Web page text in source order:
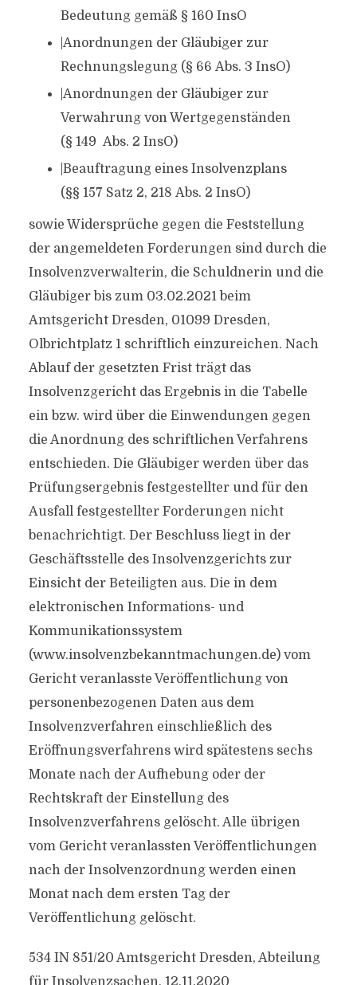
Bedeutung gemäß § 160 InsO
|Anordnungen der Gläubiger zur
Rechnungslegung (§ 66 Abs. 3 InsO)
|Anordnungen der Gläubiger zur
Verwahrung von Wertgegenständen
(§ 149 Abs. 2 InsO)
|Beauftragung eines Insolvenzplans
(§§ 157 Satz 2, 218 Abs. 2 InsO)
sowie Widersprüche gegen die Feststellung
der angemeldeten Forderungen sind durch die
Insolvenzverwalterin, die Schuldnerin und die
Gläubiger bis zum 03.02.2021 beim
Amtsgericht Dresden, 01099 Dresden,
Olbrichtplatz 1 schriftlich einzureichen. Nach
Ablauf der gesetzten Frist trägt das
Insolvenzgericht das Ergebnis in die Tabelle
ein bzw. wird über die Einwendungen gegen
die Anordnung des schriftlichen Verfahrens
entschieden. Die Gläubiger werden über das
Prüfungsergebnis festgestellter und für den
Ausfall festgestellter Forderungen nicht
benachrichtigt. Der Beschluss liegt in der
Geschäftsstelle des Insolvenzgerichts zur
Einsicht der Beteiligten aus. Die in dem
elektronischen Informations- und
Kommunikationssystem
(www.insolvenzbekanntmachungen.de) vom
Gericht veranlasste Veröffentlichung von
personenbezogenen Daten aus dem
Insolvenzverfahren einschließlich des
Eröffnungsverfahrens wird spätestens sechs
Monate nach der Aufhebung oder der
Rechtskraft der Einstellung des
Insolvenzverfahrens gelöscht. Alle übrigen
vom Gericht veranlassten Veröffentlichungen
nach der Insolvenzordnung werden einen
Monat nach dem ersten Tag der
Veröffentlichung gelöscht.
534 IN 851/20 Amtsgericht Dresden, Abteilung
für Insolvenzsachen, 12.11.2020